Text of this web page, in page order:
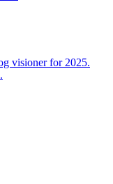
visioner for 2025.